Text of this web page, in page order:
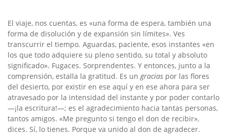
El viaje, nos cuentas, es «una forma de espera, también una
forma de disolución y de expansión sin límites». Ves
transcurrir el tiempo. Aguardas, paciente, esos instantes «en
los que todo adquiere su pleno sentido, su total y absoluto
significado». Fugaces. Sorprendentes. Y entonces, junto a la
comprensión, estalla la gratitud. Es ungracias por las flores
del desierto, por existir en ese aquí y en ese ahora para ser
atravesado por la intensidad del instante y por poder contarlo
—¡la escritura!—; es el agradecimiento hacia tantas personas,
tantos amigos. «Me pregunto si tengo el don de recibir»,
dices. Sí, lo tienes. Porque va unido al don de agradecer.